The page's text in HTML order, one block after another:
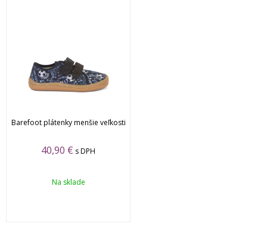
Barefoot plátenky menšie veľkosti
40,90 € s DPH
Na sklade